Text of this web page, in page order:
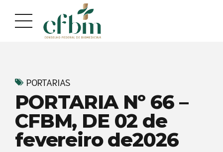
PORTARIAS
PORTARIA Nº 66 –
CFBM, DE 02 de
fevereiro de2026